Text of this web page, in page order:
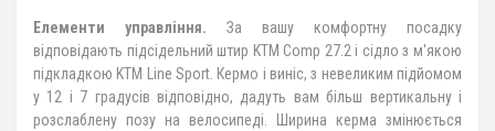
Елементи управління. За вашу комфортну посадку
відповідають підсідельний штир KTM Comp 27.2 і сідло з м'якою
підкладкою KTM Line Sport. Кермо і виніс, з невеликим підйомом
у 12 і 7 градусів відповідно, дадуть вам більш вертикальну і
розслаблену позу на велосипеді. Ширина керма змінюється